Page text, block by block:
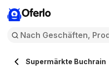
Oferlo
Supermärkte Buchrain